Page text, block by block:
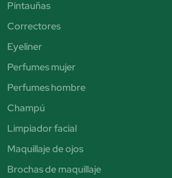
Pintauñas
Correctores
Eyeliner
Perfumes mujer
Perfumes hombre
Champú
Limpiador facial
Maquillaje de ojos
Brochas de maquillaje